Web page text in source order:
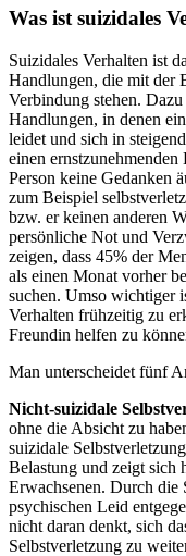
Was ist suizidales
Suizidales Verhalten ist
Handlungen, die mit der
Verbindung stehen.
Handlungen, in denen
leidet und sich in
einen
Person keine Gedanken
zum Beispiel
bzw. er keinen anderen
persönliche Not und
zeigen, dass 45% der
als einen Monat vorher
suchen. Umso wichtiger
Verhalten frühzeitig zu
Freundin helfen zu
Man unterscheidet fünf
Nicht-suizidale
ohne die Absicht zu
suizidale
Belastung und zeigt sich
Erwachsenen. Durch die
psychischen Leid
nicht daran denkt, sich
Selbstverletzung zu